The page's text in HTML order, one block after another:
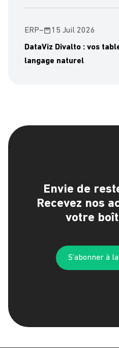
ERP– 15 Juil 2026
DataViz Divalto : vos
langage naturel
Envie de
Recevez nos
votre
S’abonner à